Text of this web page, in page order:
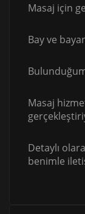
Masaj için
Bay ve
Masaj
Detaylı
benimle